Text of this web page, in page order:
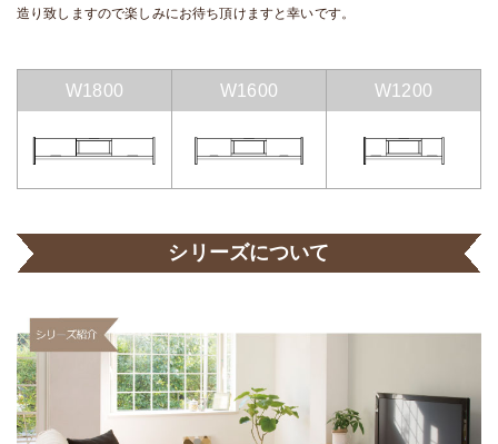
造り致しますので楽しみにお待ち頂けますと幸いです。
W1800 W1600 W1200
シリーズについて